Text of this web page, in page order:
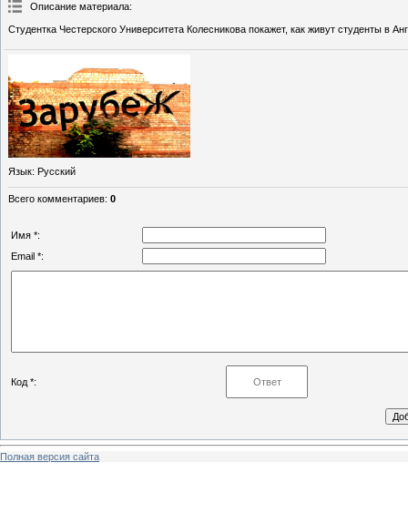
Описание материала:
Студентка Честерского Университета Колесникова покажет, как живут студенты в
Язык: Русский
Всего комментариев: 0
Имя *:
Email *:
Код *:
Полная версия сайта